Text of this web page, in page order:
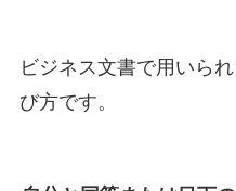
ビジネス文書で用いら
び方です。